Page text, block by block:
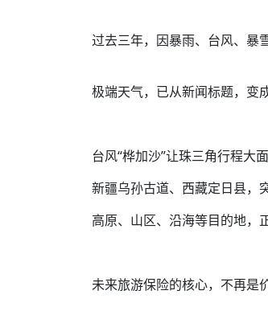
过去三年，因暴雨、台风、暴
极端天气，已从新闻标题，变
台风“桦加沙”让珠三角行程大面
新疆乌孙古道、西藏定日县，
高原、山区、沿海等目的地，
未来旅游保险的核心，不再是